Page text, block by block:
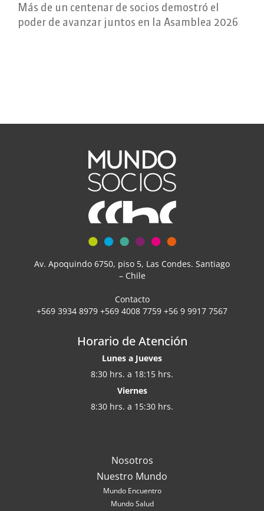
Más de un centenar de socios demostró el
poder de avanzar juntos en la Asamblea 2026
Av. Apoquindo 6750, piso 5, Las Condes. Santiago
– Chile
Contacto
+569 3934 8979 +569 4008 7759 +56 9 9917 7567
Horario de Atención
Lunes a Jueves
8:30 hrs. a 18:15 hrs.
Viernes
8:30 hrs. a 15:30 hrs.
Nosotros
Nuestro Mundo
Mundo Encuentro
Mundo Salud